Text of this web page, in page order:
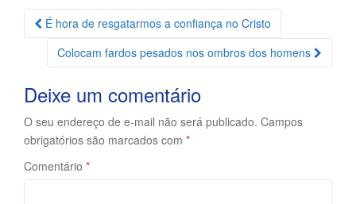
Navegação
Postagem
É hora de resgatarmos a confiança no Cristo
Colocam fardos pesados nos ombros dos homens
Deixe um comentário
O seu endereço de e-mail não será publicado. Campos
obrigatórios são marcados com *
Comentário *